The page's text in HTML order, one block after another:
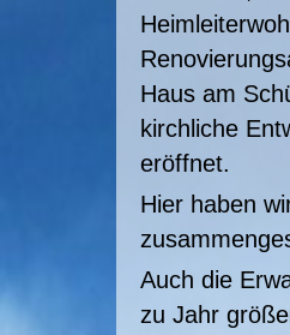
Haus am
kirchliche
eröffnet.
Hier haben
Auch die
zu Jahr